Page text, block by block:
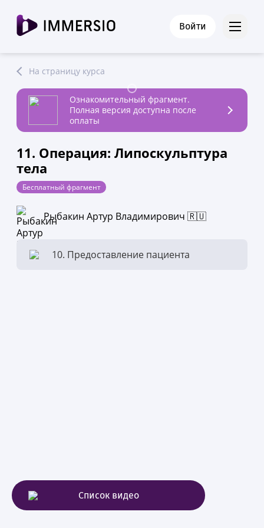
Войти
На страницу курса
Ознакомительный фрагмент.
Полная версия доступна после
оплаты
11. Операция: Липоскульптура
тела
Бесплатный фрагмент
Рыбакин Артур Владимирович 🇷🇺
10. Предоставление пациента
Список видео